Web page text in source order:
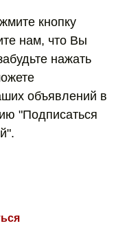
кнопку
нам, что Вы
нажать
объявлений в
"Подписаться